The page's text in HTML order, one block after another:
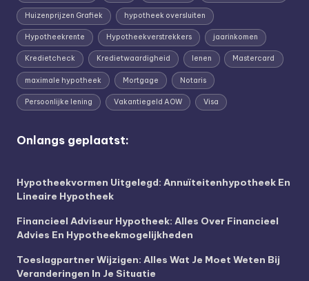
Huizenprijzen Grafiek hypotheek oversluiten
Hypotheekrente Hypotheekverstrekkers jaarinkomen
Kredietcheck Kredietwaardigheid lenen Mastercard
maximale hypotheek Mortgage Notaris
Persoonlijke lening Vakantiegeld AOW Visa
Onlangs geplaatst:
Hypotheekvormen Uitgelegd: Annuïteitenhypotheek En
Lineaire Hypotheek
Financieel Adviseur Hypotheek: Alles Over Financieel
Advies En Hypotheekmogelijkheden
Toeslagpartner Wijzigen: Alles Wat Je Moet Weten Bij
Veranderingen In Je Situatie